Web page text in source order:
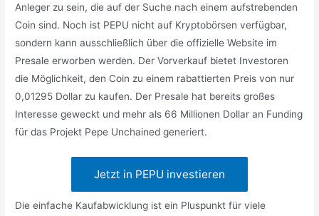
Anleger zu sein, die auf der Suche nach einem aufstrebenden
Coin sind. Noch ist PEPU nicht auf Kryptobörsen verfügbar,
sondern kann ausschließlich über die offizielle Website im
Presale erworben werden. Der Vorverkauf bietet Investoren
die Möglichkeit, den Coin zu einem rabattierten Preis von nur
0,01295 Dollar zu kaufen. Der Presale hat bereits großes
Interesse geweckt und mehr als 66 Millionen Dollar an Funding
für das Projekt Pepe Unchained generiert.
Jetzt in PEPU investieren
Die einfache Kaufabwicklung ist ein Pluspunkt für viele